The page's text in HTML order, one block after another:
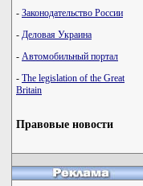
- Законодательство России
- Деловая Украина
- Автомобильный портал
- The legislation of the Great
Britain
Правовые новости